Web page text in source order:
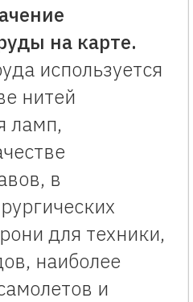
на карте.
используется
нитей
ламп,
в
для техники,
наиболее
и